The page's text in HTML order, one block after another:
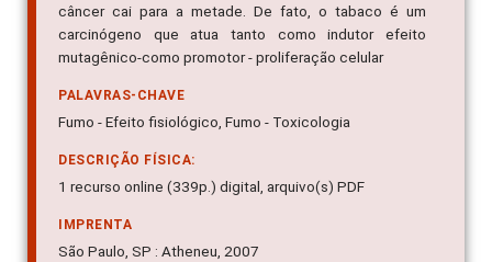
câncer cai para a metade. De fato, o tabaco é um
carcinógeno que atua tanto como indutor efeito
mutagênico-como promotor - proliferação celular
PALAVRAS-CHAVE
Fumo - Efeito fisiológico, Fumo - Toxicologia
DESCRIÇÃO FÍSICA:
1 recurso online (339p.) digital, arquivo(s) PDF
IMPRENTA
São Paulo, SP : Atheneu, 2007